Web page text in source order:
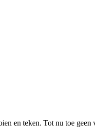
en teken. Tot nu toe